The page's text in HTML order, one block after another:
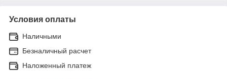
Условия оплаты
Наличными
Безналичный расчет
Наложенный платеж